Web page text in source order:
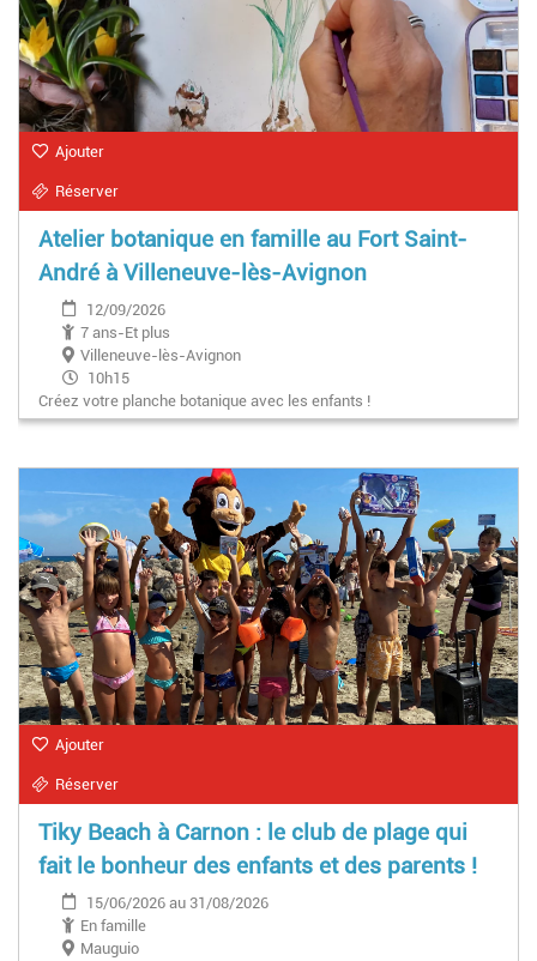
Ajouter
Réserver
Atelier botanique en famille au Fort Saint-
André à Villeneuve-lès-Avignon
12/09/2026
7 ans-Et plus
Villeneuve-lès-Avignon
10h15
Créez votre planche botanique avec les enfants !
Ajouter
Réserver
Tiky Beach à Carnon : le club de plage qui
fait le bonheur des enfants et des parents !
15/06/2026 au 31/08/2026
En famille
Mauguio